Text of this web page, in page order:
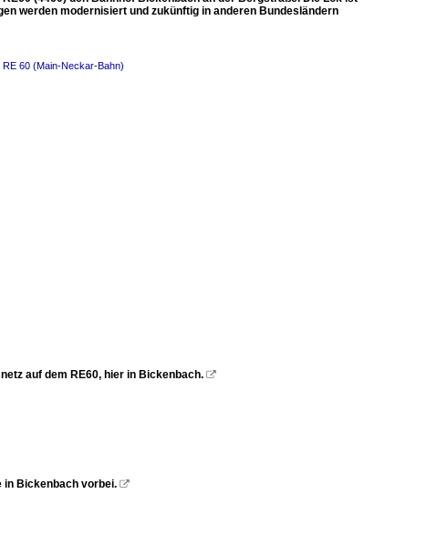
werden modernisiert und zukünftig in anderen Bundesländern
60 (Main-Neckar-Bahn)
auf dem RE60, hier in Bickenbach. 
in Bickenbach vorbei. 